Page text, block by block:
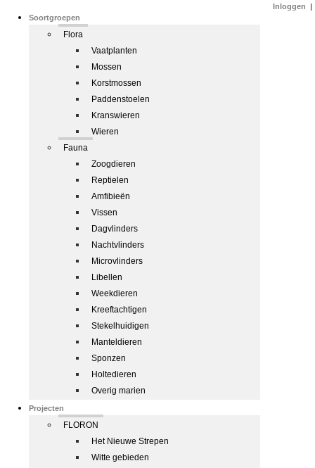
Soortgroepen
Flora
Vaatplanten
Mossen
Korstmossen
Paddenstoelen
Kranswieren
Wieren
Fauna
Zoogdieren
Reptielen
Amfibieën
Vissen
Dagvlinders
Nachtvlinders
Microvlinders
Libellen
Weekdieren
Kreeftachtigen
Stekelhuidigen
Manteldieren
Sponzen
Holtedieren
Overig marien
Projecten
FLORON
Het Nieuwe Strepen
Witte gebieden
Inloggen |